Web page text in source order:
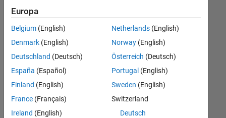
Ihren
Suchkriterien
entsprechen.
können
die
Suchkriterien
weiter
fassen
oder
Europa
Belgium (English)
Denmark (English)
Deutschland (Deutsch)
España (Español)
Finland (English)
France (Français)
Ireland (English)
Netherlands(English)
Norway(English)
Österreich (Deutsch)
Portugal (English)
Sweden (English)
Switzerland
Deutsch